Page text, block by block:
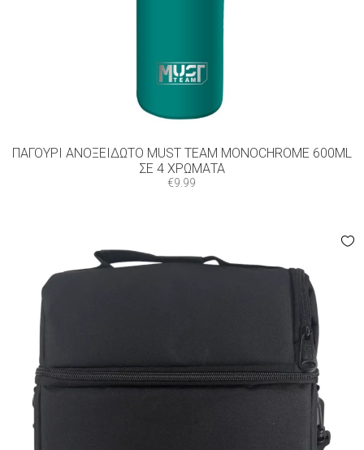
ΠΑΓΟΎΡΙ ΑΝΟΞΕΊΔΩΤΟ MUST TEAM MONOCHROME 600ML
ΣΕ 4 ΧΡΏΜΑΤΑ
€9.99